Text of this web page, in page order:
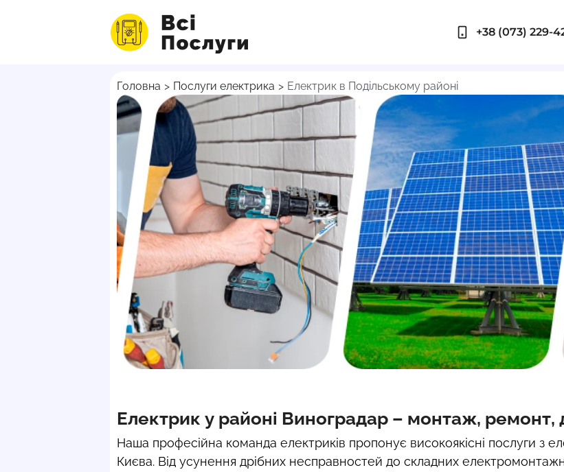
+38 (073) 229-
Головна > Послуги електрика > Електрик в Подільському районі
Електрик у районі Виноградар – монтаж, ремонт,
Наша професійна команда електриків пропонує високоякісні послуги з
Києва. Від усунення дрібних несправностей до складних